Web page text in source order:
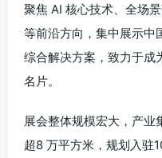
聚焦 AI 核心技术、全场
等前沿方向，集中展示中
综合解决方案，致力于成
名片。
展会整体规模宏大，产业
超8 万平方米，规划入驻